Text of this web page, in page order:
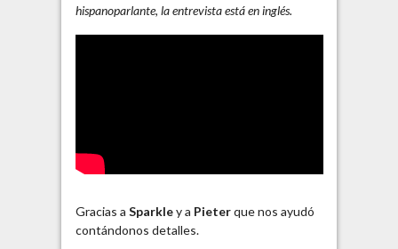
hispanoparlante, la entrevista está en inglés.
Gracias a Sparkley a Pieterque nos ayudó
contándonos detalles.